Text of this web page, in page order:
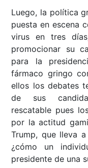
Luego, la política
puesta en escena
virus en tres
promocionar su
para la
fármaco gringo
ellos los debates
de sus
rescatable pues
por la actitud
Trump, que lleva
¿cómo un
presidente de una